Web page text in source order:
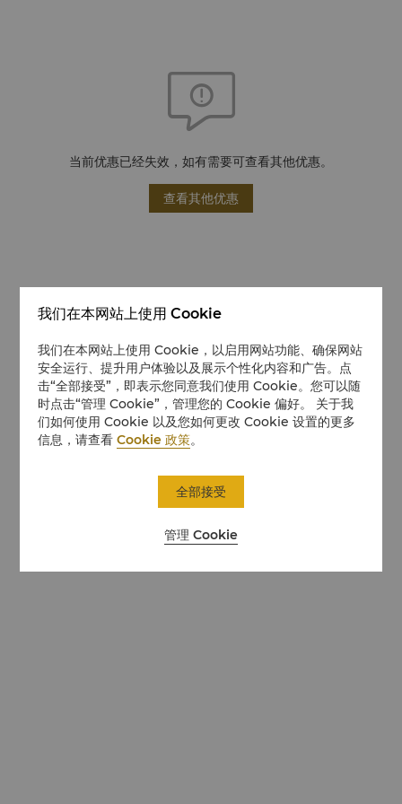
当前优惠已经失效，如有需要可查看其他优惠。
查看其他优惠
我们在本网站上使用 Cookie
我们在本网站上使用 Cookie，以启用网站功能、确保网站
安全运行、提升用户体验以及展示个性化内容和广告。点
击“全部接受”，即表示您同意我们使用 Cookie。您可以随
时点击“管理 Cookie”，管理您的 Cookie 偏好。 关于我
们如何使用 Cookie 以及您如何更改 Cookie 设置的更多
信息，请查看Cookie 政策。
管理 Cookie
全部接受